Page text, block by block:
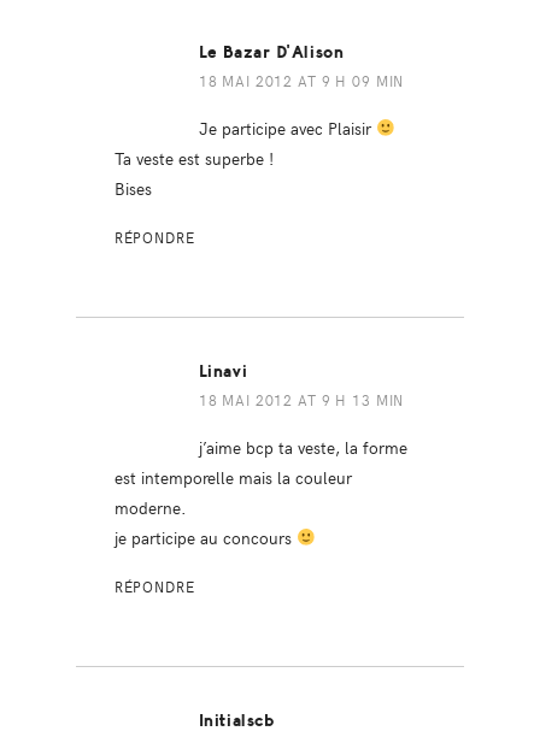
Le Bazar D'Alison
18 MAI 2012 AT 9 H 09 MIN
Je participe avec Plaisir
Ta veste est superbe !
Bises
RÉPONDRE
Linavi
18 MAI 2012 AT 9 H 13 MIN
j’aime bcp ta veste, la forme
est intemporelle mais la couleur
moderne.
je participe au concours
RÉPONDRE
Initialscb